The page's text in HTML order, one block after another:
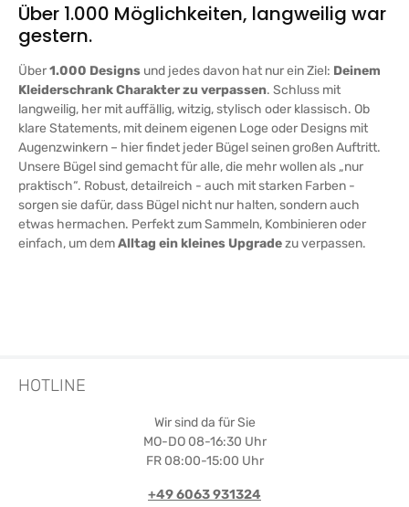
Tops, ohne dass diese verrutschen oder Falten werfen.
Einzigartiges Design für Ihre GarderobeErhältlich in den
Größen 38 cm, 41 cm und 44 cm, bietet unser
Kleiderbügel die perfekte Passform für jede Art von
Bekleidung. Die Auswahl zwischen der natürlichen
Eleganz des roh geschliffenen und natur lackierten
Buchenholzes oder der zeitlosen Schönheit in
klassischem Schwarz und Weiß ermöglicht es Ihnen,
Ihren Kleiderschrank individuell zu gestalten.
Eigenschaften im Überblick:Hergestellt aus
hochwertigem Buchenholz aus kontrolliertem
Anbau Mit praktischen Rockeinschnitten für das
sichere Aufhängen von Röcken und Tops Drehbarer
Haken erhöht die Flexibilität und Vielseitigkeit In drei
Größen verfügbar: 38 cm, 41 cm, und 44 cm Wählbare
dass diese beschädigt werden oder ihren perfekten Sitz
von Luxus und Praktikabilität. Entscheiden Sie sich jetzt
für unseren vielseitigen Kleiderbügel und genießen Sie
die ideale Verbindung aus Stil, Qualität und
perfekt zu deinem neuen Produkt!
Über 1.000 Möglichkeiten, langweilig war
gestern.
Über1.000 Designs und jedes davon hat nur ein Ziel: Deinem
Kleiderschrank Charakter zu verpassen. Schluss mit
langweilig, her mit auffällig, witzig, stylisch oder klassisch. Ob
klare Statements, mit deinem eigenen Loge oder Designs mit
Augenzwinkern – hier findet jeder Bügel seinen großen Auftritt.
Unsere Bügel sind gemacht für alle, die mehr wollen als „nur
praktisch“. Robust, detailreich - auch mit starken Farben -
sorgen sie dafür, dass Bügel nicht nur halten, sondern auch
etwas hermachen. Perfekt zum Sammeln, Kombinieren oder
einfach, um demAlltag ein kleines Upgradezu verpassen.
HOTLINE
Wir sind da für Sie
MO-DO 08-16:30 Uhr
FR 08:00-15:00 Uhr
+49 6063 931324